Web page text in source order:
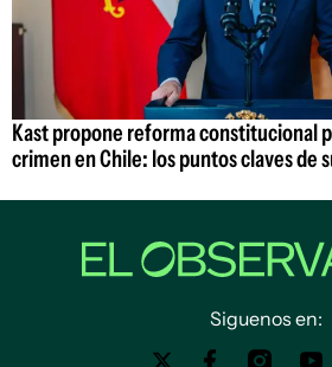
Kast propone reforma constitucional
crimen en Chile: los puntos claves de
Siguenos en: